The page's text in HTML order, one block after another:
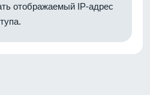
отображаемый IP-адрес